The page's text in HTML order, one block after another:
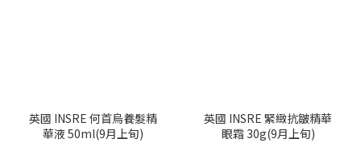
英國 INSRE 何首烏養髮精
華液 50ml(9月上旬)
英國 INSRE 緊緻抗皺精華
眼霜 30g(9月上旬)